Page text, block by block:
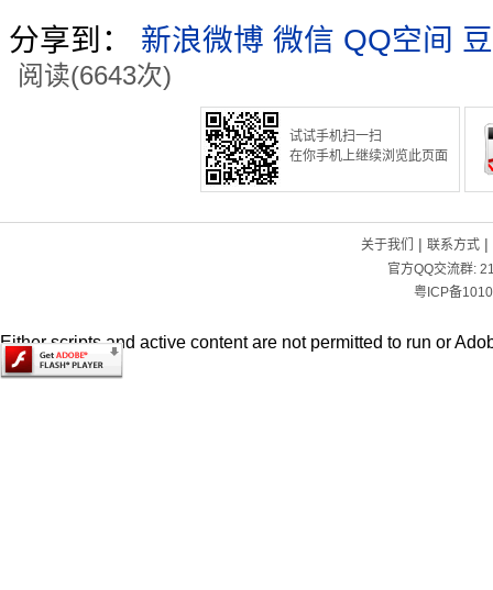
分享到： 新浪微博 微信 QQ空间
阅读(6643次)
试试手机扫一扫
在你手机上继续浏览此页面
关于我们 | 联系方式|
官方QQ交流群:
粤ICP备
Either scripts and active content are not permitted to run or